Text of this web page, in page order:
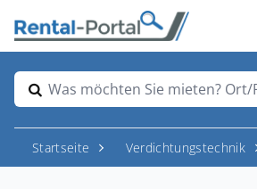
Was möchten Sie mieten? Ort/
Startseite Verdichtungstechnik